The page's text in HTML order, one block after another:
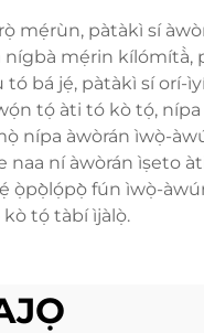
pàtàkì sí
mẹ́rin kílómítà̀,
bá jẹ́, pàtàkì sí orí-
tọ́ àti tó kò tọ́,
nípa àwòrán ìwọ̀-
ní àwòrán ìṣeto
ọ̀pọ̀̀lọ́pọ̀̀ fún ìwọ̀-
tọ́ tàbí ìjàlọ̀.